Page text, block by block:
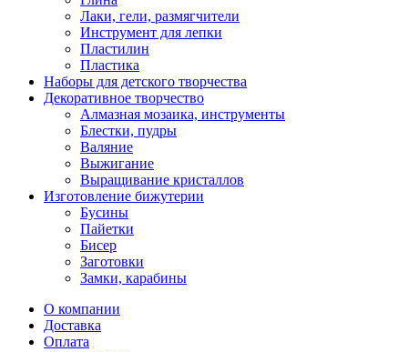
Лаки, гели, размягчители
Инструмент для лепки
Пластилин
Пластика
Наборы для детского творчества
Декоративное творчество
Алмазная мозаика, инструменты
Блестки, пудры
Валяние
Выжигание
Выращивание кристаллов
Изготовление бижутерии
Бусины
Пайетки
Бисер
Заготовки
Замки, карабины
О компании
Доставка
Оплата